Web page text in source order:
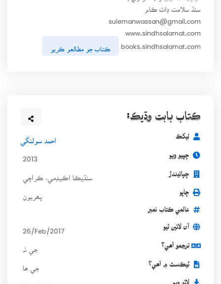
سنڌ سلامت ڊاٽ ڪام
sulemanwassan@gmail.com
www.sindhsalamat.com
books.sindhsalamat.com
ڪتاب جو مطالعو ڪريو
ڪتاب بابت وڌيڪ:
ليکڪ احمد سولنگي
ڇپيو ويو 2013
ڇپائيندڙ سنڌيڪا اڪيڊمي، ڪراچي
ڇاپو
عالمي ڪتاب نمبر
آن لائين ٿيو 26/Feb/2017
ترجمو آھي؟
ٽيڪسٽ ۾ آھي؟ جي ھا